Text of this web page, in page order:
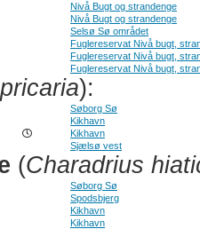
Nivå Bugt og strandenge
Nivå Bugt og strandenge
Selsø Sø området
Fuglereservat Nivå bugt,
Fuglereservat Nivå bugt,
Fuglereservat Nivå bugt,
):
Søborg Sø
Kikhavn
Kikhavn
Sjælsø vest
(Charadrius
Søborg Sø
Spodsbjerg
Kikhavn
Kikhavn